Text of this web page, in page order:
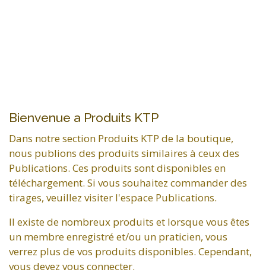
Bienvenue a Produits KTP
Dans notre section Produits KTP de la boutique,
nous publions des produits similaires à ceux des
Publications. Ces produits sont disponibles en
téléchargement. Si vous souhaitez commander des
tirages, veuillez visiter l'espace Publications.
Il existe de nombreux produits et lorsque vous êtes
un membre enregistré et/ou un praticien, vous
verrez plus de vos produits disponibles. Cependant,
vous devez vous connecter.